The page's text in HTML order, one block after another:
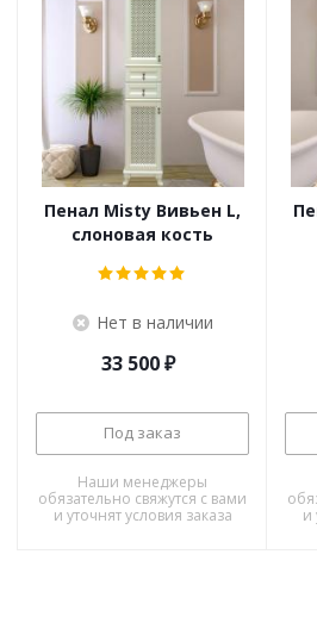
Пенал Misty Вивьен L,
слоновая кость
Нет в наличии
33 500₽
Под заказ
Наши менеджеры
обязательно свяжутся с вами
и уточнят условия заказа
и